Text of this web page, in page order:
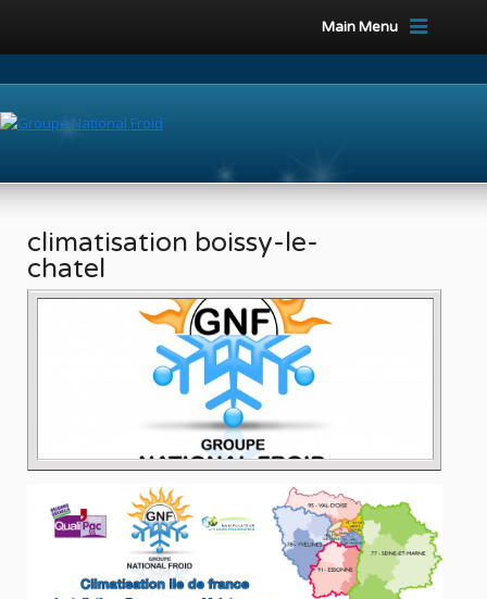
Main Menu
climatisation boissy-le-
chatel